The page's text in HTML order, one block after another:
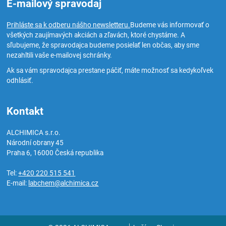
E-mailový spravodaj
Prihláste sa k odberu nášho newsletteru.Budeme vás informovať o
všetkých zaujímavých akciách a zľavách, ktoré chystáme. A
sľubujeme, že spravodajca budeme posielať len občas, aby sme
nezahltili vaše e-mailovej schránky.
Ak sa vám spravodajca prestane páčiť, máte možnosť sa kedykoľvek
odhlásiť.
Kontakt
ALCHIMICA s.r.o.
Národní obrany 45
Praha 6, 16000Česká republika
Tel:+420 220 515 541
E-mail: labchem@alchimica.cz